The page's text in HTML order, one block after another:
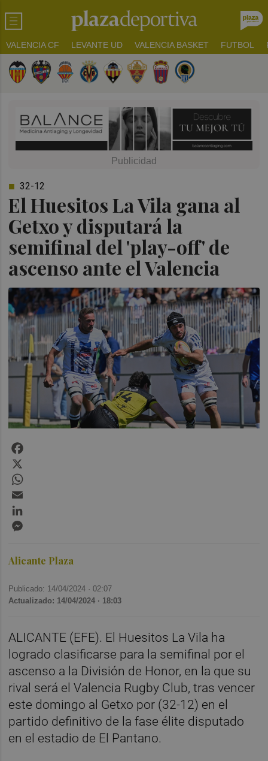
VALENCIA CF LEVANTE UD VALENCIA BASKET FUTBOL
El Huesitos La Vila gana al
Getxo y disputará la
semifinal del 'play-off' de
ascenso ante el Valencia
32-12
Alicante Plaza
Publicado: 14/04/2024 ·02:07
Actualizado: 14/04/2024 · 18:03
ALICANTE (EFE). El Huesitos La Vila ha
logrado clasificarse para la semifinal por el
ascenso a la División de Honor, en la que su
rival será el Valencia Rugby Club, tras vencer
este domingo al Getxo por (32-12) en el
partido definitivo de la fase élite disputado
en el estadio de El Pantano.